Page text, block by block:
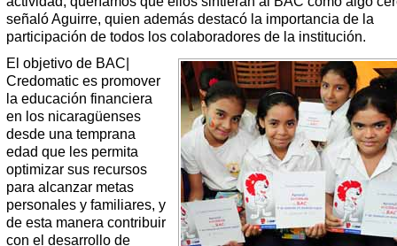
señaló Aguirre, quien además destacó la importancia de la
participación de todos los colaboradores de la institución.
El objetivo de BAC|
Credomatic es promover
la educación financiera
en los nicaragüenses
desde una temprana
edad que les permita
optimizar sus recursos
para alcanzar metas
personales y familiares, y
de esta manera contribuir
con el desarrollo de